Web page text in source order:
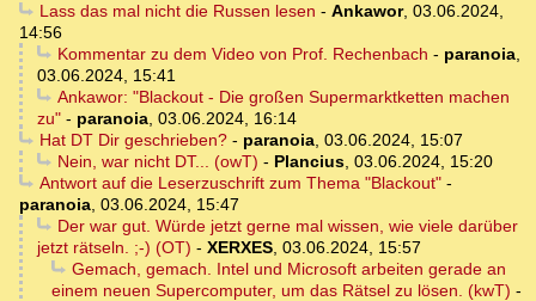
Lass das mal nicht die Russen lesen - Ankawor, 03.06.2024,
14:56
Kommentar zu dem Video von Prof. Rechenbach - paranoia,
03.06.2024, 15:41
Ankawor: "Blackout - Die großen Supermarktketten machen
zu" - paranoia, 03.06.2024, 16:14
Hat DT Dir geschrieben?- paranoia, 03.06.2024, 15:07
Nein, war nicht DT... (owT) - Plancius, 03.06.2024, 15:20
Antwort auf die Leserzuschrift zum Thema "Blackout"-
paranoia, 03.06.2024, 15:47
Der war gut. Würde jetzt gerne mal wissen, wie viele darüber
jetzt rätseln. ;-) (OT) - XERXES, 03.06.2024, 15:57
Gemach, gemach. Intel und Microsoft arbeiten gerade an
einem neuen Supercomputer, um das Rätsel zu lösen. (kwT) -